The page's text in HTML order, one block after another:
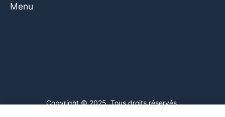
Menu
Copyright © 2025. Tous droits réservés.